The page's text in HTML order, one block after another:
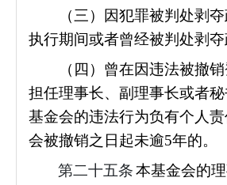
（三）因犯罪被判处剥
执行期间或者曾经被判处剥夺
（四）曾在因违法被撤
担任理事长、副理事长或者
基金会的违法行为负有个人
会被撤销之日起未逾5年的。
第二十五条本基金会的